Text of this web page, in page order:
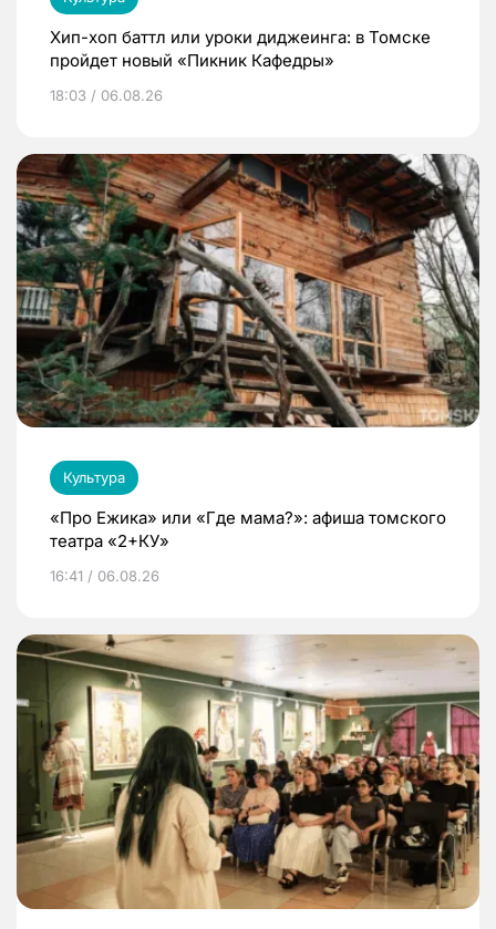
Хип-хоп баттл или уроки диджеинга: в Томске
пройдет новый «Пикник Кафедры»
18:03 / 06.08.26
Культура
«Про Ежика» или «Где мама?»: афиша томского
театра «2+КУ»
16:41 / 06.08.26